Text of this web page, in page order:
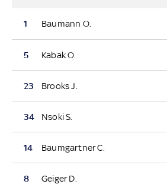
1 Baumann O.
5 Kabak O.
23 Brooks J.
34 Nsoki S.
14 Baumgartner C.
8 Geiger D.